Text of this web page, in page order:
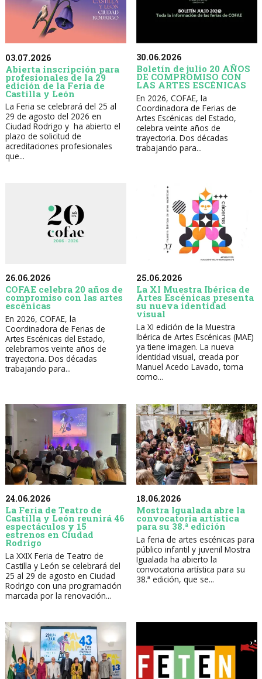
03.07.2026
Abierta inscripción para
profesionales de la 29
edición de la Feria de
Castilla y León
La Feria se celebrará del 25 al
29 de agosto del 2026 en
Ciudad Rodrigo y ha abierto el
plazo de solicitud de
acreditaciones profesionales
que...
30.06.2026
Boletín de julio 20 AÑOS
DE COMPROMISO CON
LAS ARTES ESCÉNICAS
En 2026, COFAE, la
Coordinadora de Ferias de
Artes Escénicas del Estado,
celebra veinte años de
trayectoria. Dos décadas
trabajando para...
26.06.2026
COFAE celebra 20 años de
compromiso con las artes
escénicas
En 2026, COFAE, la
Coordinadora de Ferias de
Artes Escénicas del Estado,
celebramos veinte años de
trayectoria. Dos décadas
trabajando para...
25.06.2026
La XI Muestra Ibérica de
Artes Escénicas presenta
su nueva identidad
visual
La XI edición de la Muestra
Ibérica de Artes Escénicas (MAE)
ya tiene imagen. La nueva
identidad visual, creada por
Manuel Acedo Lavado, toma
como...
24.06.2026
La Feria de Teatro de
Castilla y León reunirá 46
espectáculos y 15
estrenos en Ciudad
Rodrigo
La XXIX Feria de Teatro de
Castilla y León se celebrará del
25 al 29 de agosto en Ciudad
Rodrigo con una programación
marcada por la renovación...
18.06.2026
Mostra Igualada abre la
convocatoria artística
para su 38.ª edición
La feria de artes escénicas para
público infantil y juvenil Mostra
Igualada ha abierto la
convocatoria artística para su
38.ª edición, que se...